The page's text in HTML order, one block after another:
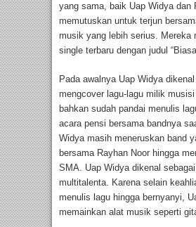
yang sama, baik Uap Widya dan
memutuskan untuk terjun
musik yang lebih serius. Mereka
single terbaru dengan judul
Pada awalnya Uap Widya
mengcover lagu-lagu milik
bahkan sudah pandai menulis
acara pensi bersama bandnya
Widya masih meneruskan band
bersama Rayhan Noor hingga
SMA. Uap Widya dikenal
multitalenta. Karena selain
menulis lagu hingga bernyanyi,
memainkan alat musik seperti